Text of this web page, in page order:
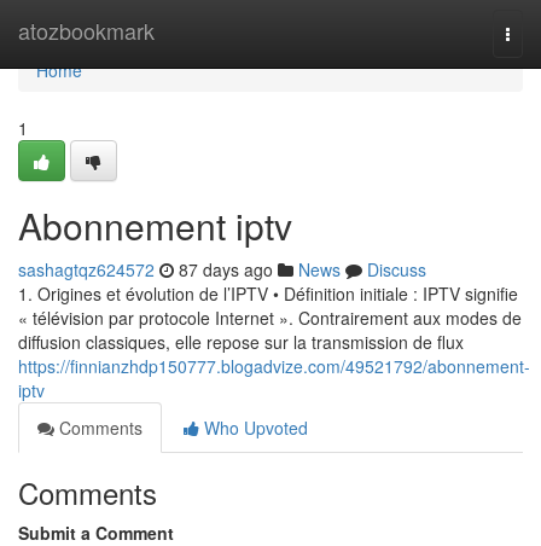
atozbookmark
Home
Home
1
Abonnement iptv
sashagtqz624572 87 days ago News
Discuss
1. Origines et évolution de l’IPTV • Définition initiale : IPTV signifie
« télévision par protocole Internet ». Contrairement aux modes de
diffusion classiques, elle repose sur la transmission de flux
https://finnianzhdp150777.blogadvize.com/49521792/abonnement-
iptv
Comments
Who Upvoted
Comments
Submit a Comment